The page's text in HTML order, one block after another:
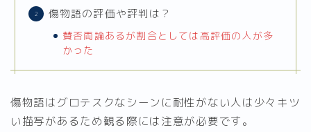
傷物語の評価や評判は？
賛否両論あるが割合としては高評価の人が多
かった
傷物語はグロテスクなシーンに耐性がない人は少々キツ
い描写があるため観る際には注意が必要です。